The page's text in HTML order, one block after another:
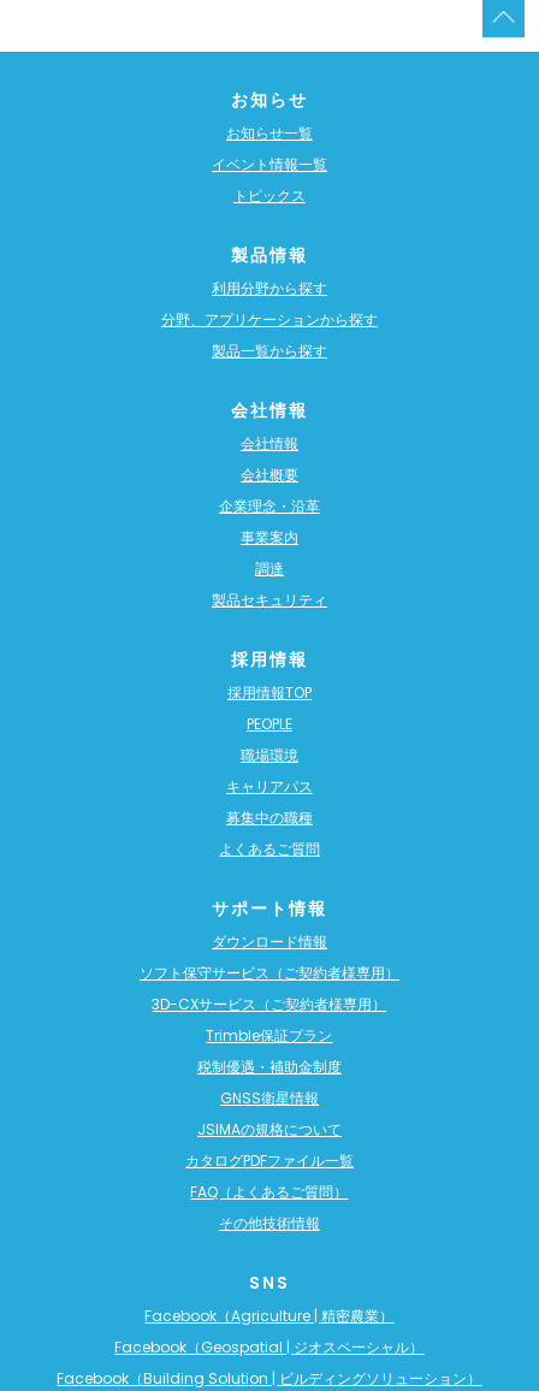
お知らせ
お知らせ一覧
イベント情報一覧
トピックス
製品情報
利用分野から探す
分野、アプリケーションから探す
製品一覧から探す
会社情報
会社情報
会社概要
企業理念・沿革
事業案内
調達
製品セキュリティ
採用情報
採用情報TOP
PEOPLE
職場環境
キャリアパス
募集中の職種
よくあるご質問
サポート情報
ダウンロード情報
ソフト保守サービス（ご契約者様専用）
3D-CXサービス（ご契約者様専用）
Trimble保証プラン
税制優遇・補助金制度
GNSS衛星情報
JSIMAの規格について
カタログPDFファイル一覧
FAQ（よくあるご質問）
その他技術情報
SNS
Facebook（Agriculture | 精密農業）
Facebook（Geospatial | ジオスペーシャル）
Facebook（Building Solution | ビルディングソリューション）